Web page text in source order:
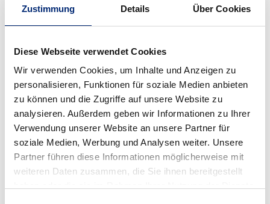
Zustimmung Details Über Cookies
Diese Webseite verwendet Cookies
Wir verwenden Cookies, um Inhalte und Anzeigen zu
personalisieren, Funktionen für soziale Medien anbieten
zu können und die Zugriffe auf unsere Website zu
analysieren. Außerdem geben wir Informationen zu Ihrer
Verwendung unserer Website an unsere Partner für
soziale Medien, Werbung und Analysen weiter. Unsere
Partner führen diese Informationen möglicherweise mit
weiteren Daten zusammen, die Sie ihnen bereitgestellt
WENN DIE DATENVERARBEITUNG AUF GRUNDLAGE
HABEN SIE JEDERZEIT DAS RECHT, AUS GRÜNDEN, DIE
SICH AUS IHRER BESONDEREN SITUATION ERGEBEN,
GEGEN DIE VERARBEITUNG IHRER
PERSONENBEZOGENEN DATEN WIDERSPRUCH
EINZULEGEN; DIES GILT AUCH FÜR EIN AUF DIESE
BESTIMMUNGEN GESTÜTZTES PROFILING. DIE
JEWEILIGE RECHTSGRUNDLAGE, AUF DENEN EINE
VERARBEITUNG BERUHT, ENTNEHMEN SIE DIESER
DATENSCHUTZERKLÄRUNG. WENN SIE WIDERSPRUCH
EINLEGEN, WERDEN WIR IHRE BETROFFENEN
PERSONENBEZOGENEN DATEN NICHT MEHR